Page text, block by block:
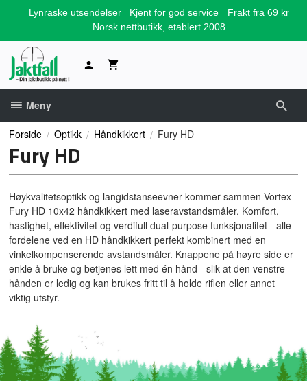
Lynraske utsendelser Kjent for god service
Frakt fra 69 kr
Norsk nettbutikk, etablert 2008
Meny
Forside Optikk Håndkikkert Fury HD
Fury HD
Høykvalitetsoptikk og langidstanseevner kommer sammen Vortex
Fury HD 10x42 håndkikkert med laseravstandsmåler. Komfort,
hastighet, effektivitet og verdifull dual-purpose funksjonalitet - alle
fordelene ved en HD håndkikkert perfekt kombinert med en
vinkelkompenserende avstandsmåler. Knappene på høyre side er
enkle å bruke og betjenes lett med én hånd - slik at den venstre
hånden er ledig og kan brukes fritt til å holde riflen eller annet
viktig utstyr.